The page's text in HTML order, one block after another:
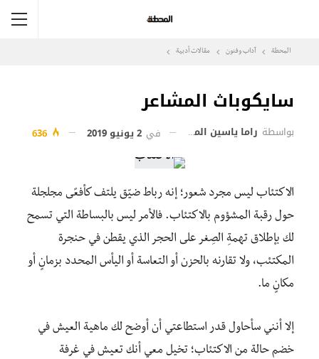
المحطة آداب وفنون مقالات أدبية
سايكوباث المشاعر
بواسطة راما ياسين المقوسي في 2 يونيو 2019
الاكتئاب ليس مجرد شعور؛ إنه رباط ضيّق يلتف كأفعًى مجلجلة
حول رقبة المشؤوم بالاكتئاب. فالأمر ليس بالبساطة التي تسمح
لك بإطلاق تهمةِ الصِغر على الحجر الذي يقطن في حنجرة
المكتئب، ولا تقارنه بالحزن أو التعاسة أو اليأس المحدد بزمانٍ أو
مكانٍ ما.
إلا أنني سأحاول قدر استطاعتي أن أوضح لك ماهية العيش في
خضم حالة من الاكتئاب؛ تخيل معي أنك تعيش في غرفة